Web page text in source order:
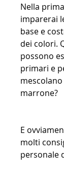
Nella
imparerai
base e
dei colori.
possono
primari e
marrone?
E
molti
personale